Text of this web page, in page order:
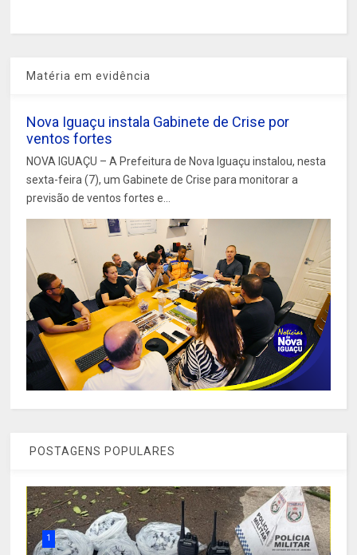
Matéria em evidência
Nova Iguaçu instala Gabinete de Crise por
ventos fortes
NOVA IGUAÇU – A Prefeitura de Nova Iguaçu instalou, nesta
sexta-feira (7), um Gabinete de Crise para monitorar a
previsão de ventos fortes e...
POSTAGENS POPULARES
1